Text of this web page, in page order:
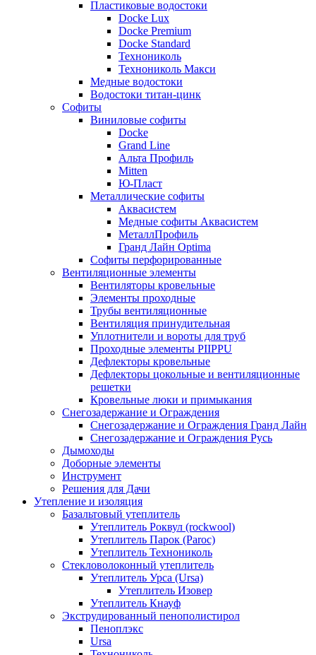
Пластиковые водостоки
Docke Lux
Docke Premium
Docke Standard
Технониколь
Технониколь Макси
Медные водостоки
Водостоки титан-цинк
Софиты
Виниловые софиты
Docke
Grand Line
Альта Профиль
Mitten
Ю-Пласт
Металлические софиты
Аквасистем
Медные софиты Аквасистем
МеталлПрофиль
Гранд Лайн Optima
Софиты перфорированные
Вентиляционные элементы
Вентиляторы кровельные
Элементы проходные
Трубы вентиляционные
Вентиляция принудительная
Уплотнители и вороты для труб
Проходные элементы PIIPPU
Дефлекторы кровельные
Дефлекторы цокольные и вентиляционные
решетки
Кровельные люки и примыкания
Снегозадержание и Ограждения
Снегозадержание и Ограждения Гранд Лайн
Снегозадержание и Ограждения Русь
Дымоходы
Доборные элементы
Инструмент
Решения для Дачи
Утепление и изоляция
Базальтовый утеплитель
Утеплитель Роквул (rockwool)
Утеплитель Парок (Paroc)
Утеплитель Технониколь
Стекловолоконный утеплитель
Утеплитель Урса (Ursa)
Утеплитель Изовер
Утеплитель Кнауф
Экструдированный пенополистирол
Пеноплэкс
Ursa